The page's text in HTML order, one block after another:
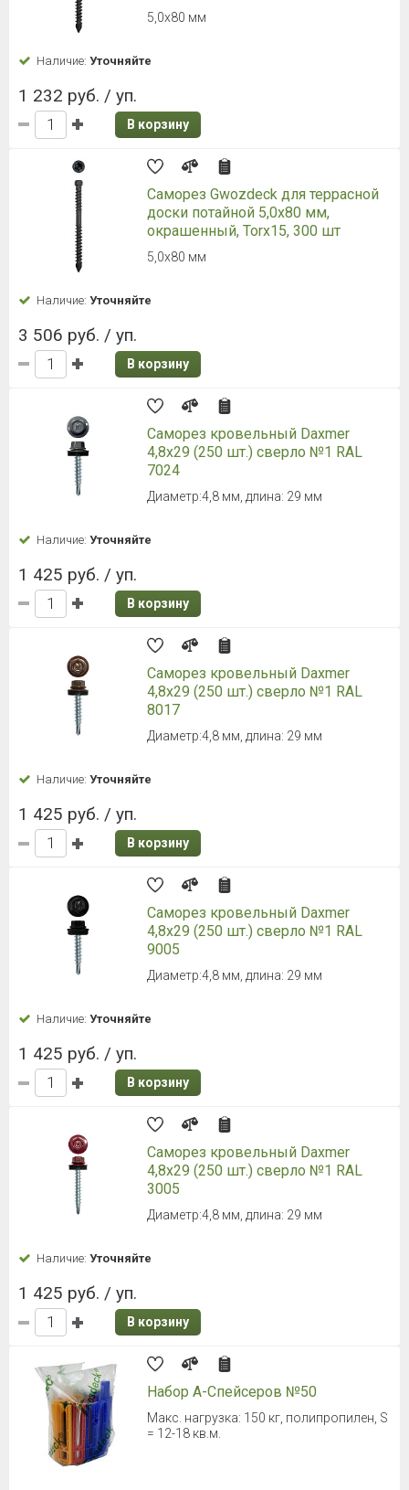
5,0х80 мм
Наличие: Уточняйте
1 232 руб. / уп.
В корзину
Саморез Gwozdeck для террасной
доски потайной 5,0х80 мм,
окрашенный, Torx15, 300 шт
5,0х80 мм
Наличие: Уточняйте
3 506 руб. / уп.
В корзину
Саморез кровельный Daxmer
4,8х29 (250 шт.) сверло №1 RAL
7024
Диаметр:4,8 мм, длина: 29 мм
Наличие: Уточняйте
1 425 руб. / уп.
В корзину
Саморез кровельный Daxmer
4,8х29 (250 шт.) сверло №1 RAL
8017
Диаметр:4,8 мм, длина: 29 мм
Наличие: Уточняйте
1 425 руб. / уп.
В корзину
Саморез кровельный Daxmer
4,8х29 (250 шт.) сверло №1 RAL
9005
Диаметр:4,8 мм, длина: 29 мм
Наличие: Уточняйте
1 425 руб. / уп.
В корзину
Саморез кровельный Daxmer
4,8х29 (250 шт.) сверло №1 RAL
3005
Диаметр:4,8 мм, длина: 29 мм
Наличие: Уточняйте
1 425 руб. / уп.
В корзину
Набор А-Спейсеров №50
Макс. нагрузка: 150 кг, полипропилен, S
= 12-18 кв.м.